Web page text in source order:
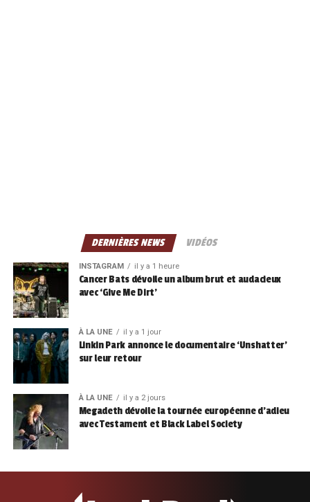
DERNIÈRES NEWS VIDÉOS
INSTAGRAM il y a 1 heure
Cancer Bats dévoile un album brut et audacieux
avec ‘Give Me Dirt’
À LA UNE il y a 1 jour
Linkin Park annonce le documentaire ‘Unshatter’
sur leur retour
À LA UNE il y a 2 jours
Megadeth dévoile la tournée européenne d’adieu
avec Testament et Black Label Society